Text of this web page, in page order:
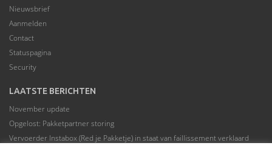
Nieuwsbrief
Aanmelden
Contact
Statuspagina
Security
LAATSTE BERICHTEN
November update
Opgelost: Pakketpartner storing
Vervoerder Instabox (Red je Pakketje) in staat van faillissement verklaard